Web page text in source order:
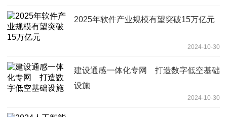
2025年软件产业规模有望突破15万亿元
2024-10-30
建设通感一体化专网 打造数字低空基础
设施
2024-10-30